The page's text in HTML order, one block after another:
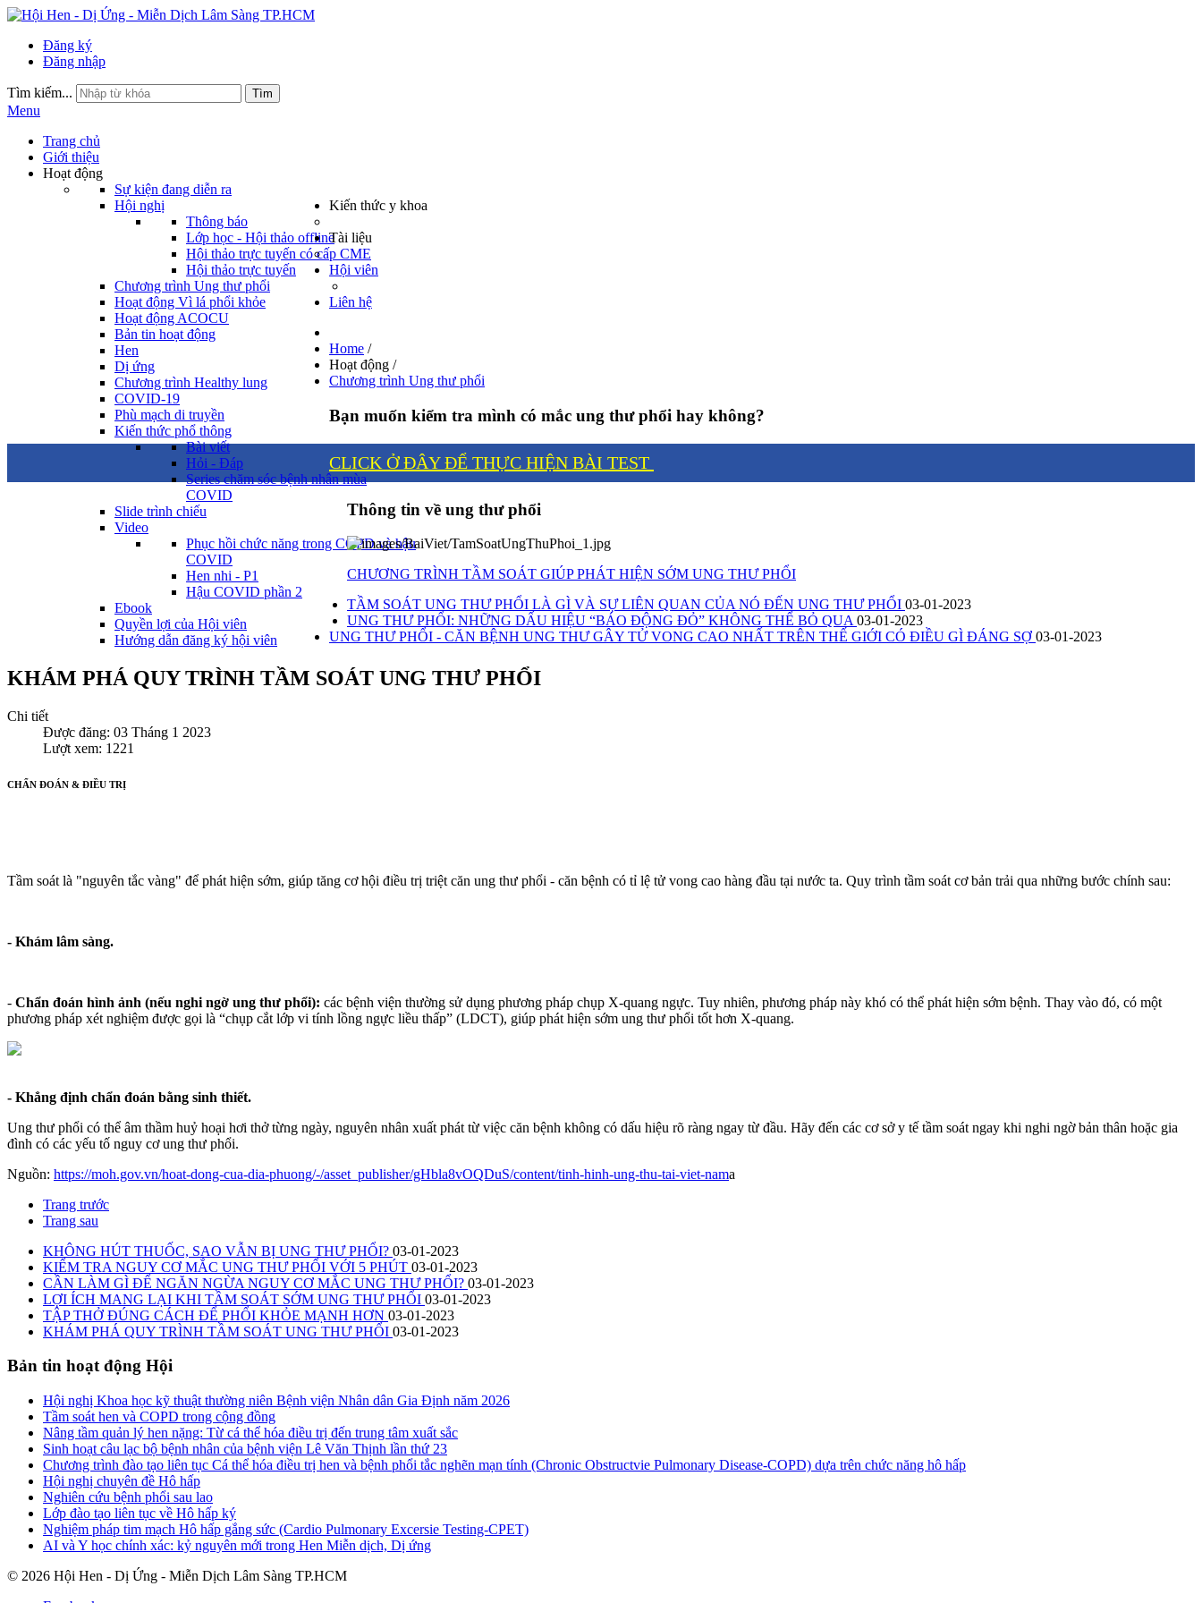
Đăng ký
Đăng nhập
Tìm kiếm... Tìm
Menu
Trang chủ
Giới thiệu
Hoạt động
Sự kiện đang diễn ra
Hội nghị
Thông báo
Lớp học - Hội thảo offline
Hội thảo trực tuyến có cấp CME
Hội thảo trực tuyến
Chương trình Ung thư phổi
Hoạt động Vì lá phổi khỏe
Hoạt động ACOCU
Bản tin hoạt động
Kiến thức y khoa
Hen
Dị ứng
Chương trình Healthy lung
COVID-19
Phù mạch di truyền
Kiến thức phổ thông
Bài viết
Hỏi - Đáp
Series chăm sóc bệnh nhân mùa
COVID
Tài liệu
Slide trình chiếu
Video
Phục hồi chức năng trong COPD và hậu
COVID
Hen nhi - P1
Hậu COVID phần 2
Ebook
Hội viên
Quyền lợi của Hội viên
Hướng dẫn đăng ký hội viên
Liên hệ
Home /
Hoạt động /
Chương trình Ung thư phổi
KHÁM PHÁ QUY TRÌNH TẦM SOÁT UNG THƯ PHỔI
Chi tiết
Được đăng: 03 Tháng 1 2023
Lượt xem: 1221
CHẨN ĐOÁN & ĐIỀU TRỊ
Tầm soát là "nguyên tắc vàng" để phát hiện sớm, giúp tăng cơ hội điều trị triệt căn ung thư phổi - căn bệnh có tỉ lệ tử vong cao hàng đầu tại nước ta. Quy trình tầm soát cơ bản trải qua những bước chính sau:
- Khám lâm sàng.
- Chẩn đoán hình ảnh (nếu nghi ngờ ung thư phổi): các bệnh viện thường sử dụng phương pháp chụp X-quang ngực. Tuy nhiên, phương pháp này khó có thể phát hiện sớm bệnh. Thay vào đó, có một
phương pháp xét nghiệm được gọi là “chụp cắt lớp vi tính lồng ngực liều thấp” (LDCT), giúp phát hiện sớm ung thư phổi tốt hơn X-quang.
- Khẳng định chẩn đoán bằng sinh thiết.
Ung thư phổi có thể âm thầm huỷ hoại hơi thở từng ngày, nguyên nhân xuất phát từ việc căn bệnh không có dấu hiệu rõ ràng ngay từ đầu. Hãy đến các cơ sở y tế tầm soát ngay khi nghi ngờ bản thân hoặc gia
đình có các yếu tố nguy cơ ung thư phổi.
Nguồn: https://moh.gov.vn/hoat-dong-cua-dia-phuong/-/asset_publisher/gHbla8vOQDuS/content/tinh-hinh-ung-thu-tai-viet-nama
Trang trước
Trang sau
Bạn muốn kiểm tra mình có mắc ung thư phổi hay không?
CLICK Ở ĐÂY ĐỂ THỰC HIỆN BÀI TEST
Thông tin về ung thư phổi
CHƯƠNG TRÌNH TẦM SOÁT GIÚP PHÁT HIỆN SỚM UNG THƯ PHỔI
TẦM SOÁT UNG THƯ PHỔI LÀ GÌ VÀ SỰ LIÊN QUAN CỦA NÓ ĐẾN UNG THƯ PHỔI 03-01-2023
UNG THƯ PHỔI: NHỮNG DẤU HIỆU “BÁO ĐỘNG ĐỎ” KHÔNG THỂ BỎ QUA03-01-2023
UNG THƯ PHỔI - CĂN BỆNH UNG THƯ GÂY TỬ VONG CAO NHẤT TRÊN THẾ GIỚI CÓ ĐIỀU GÌ ĐÁNG SỢ 03-01-2023
KHÔNG HÚT THUỐC, SAO VẪN BỊ UNG THƯ PHỔI? 03-01-2023
KIỂM TRA NGUY CƠ MẮC UNG THƯ PHỔI VỚI 5 PHÚT 03-01-2023
CẦN LÀM GÌ ĐỂ NGĂN NGỪA NGUY CƠ MẮC UNG THƯ PHỔI? 03-01-2023
LỢI ÍCH MANG LẠI KHI TẦM SOÁT SỚM UNG THƯ PHỔI 03-01-2023
TẬP THỞ ĐÚNG CÁCH ĐỂ PHỔI KHỎE MẠNH HƠN 03-01-2023
KHÁM PHÁ QUY TRÌNH TẦM SOÁT UNG THƯ PHỔI 03-01-2023
Bản tin hoạt động Hội
Hội nghị Khoa học kỹ thuật thường niên Bệnh viện Nhân dân Gia Định năm 2026
Tầm soát hen và COPD trong cộng đồng
Nâng tầm quản lý hen nặng: Từ cá thể hóa điều trị đến trung tâm xuất sắc
Sinh hoạt câu lạc bộ bệnh nhân của bệnh viện Lê Văn Thịnh lần thứ 23
Chương trình đào tạo liên tục Cá thể hóa điều trị hen và bệnh phổi tắc nghẽn mạn tính (Chronic Obstructvie Pulmonary Disease-COPD) dựa trên chức năng hô hấp
Hội nghị chuyên đề Hô hấp
Nghiên cứu bệnh phổi sau lao
Lớp đào tạo liên tục về Hô hấp ký
Nghiệm pháp tim mạch Hô hấp gắng sức (Cardio Pulmonary Excersie Testing-CPET)
AI và Y học chính xác: kỷ nguyên mới trong Hen Miễn dịch, Dị ứng
© 2026 Hội Hen - Dị Ứng - Miễn Dịch Lâm Sàng TP.HCM